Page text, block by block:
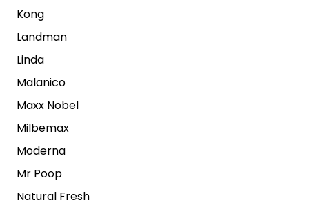
Kong
Landman
Linda
Malanico
Maxx Nobel
Milbemax
Moderna
Mr Poop
Natural Fresh